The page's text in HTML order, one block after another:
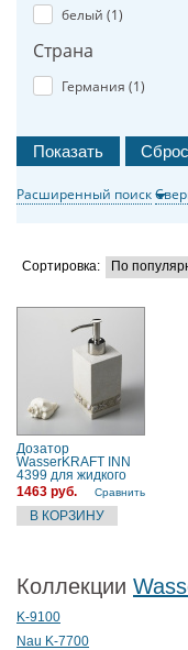
белый (1)
Страна
Германия (1)
Расширенный поиск
Сортировка: По
Дозатор
WasserKRAFT INN
4399 для жидкого
мыла, 290 мл
1463 руб. Сравнить
Коллекции
K-9100
Nau K-7700